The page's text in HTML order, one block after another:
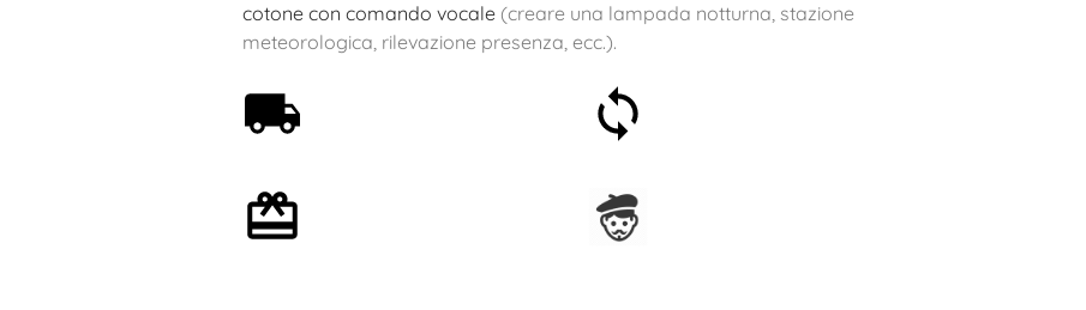
cotone con comando vocale(creare una lampada notturna, stazione
meteorologica, rilevazione presenza, ecc.).